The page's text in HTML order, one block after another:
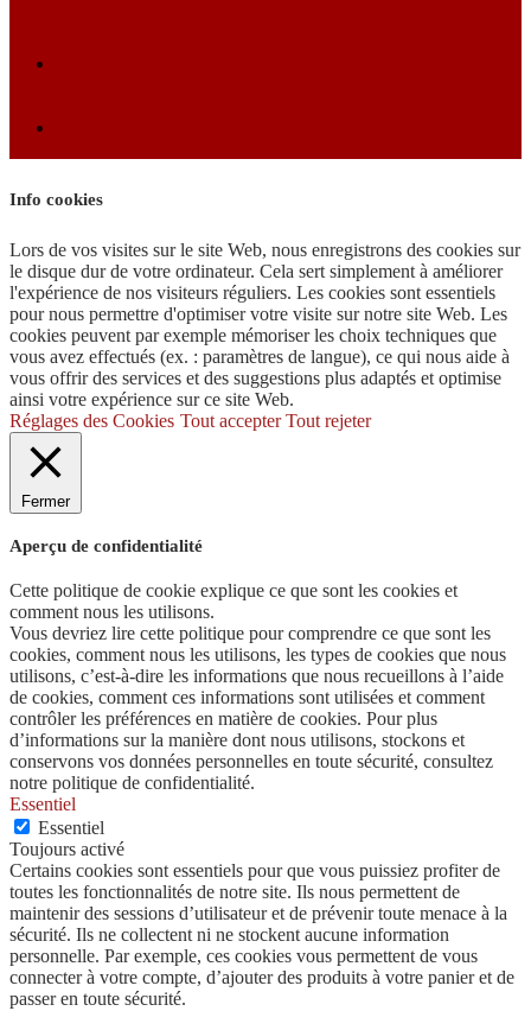
Info cookies
Lors de vos visites sur le site Web, nous enregistrons des cookies sur
le disque dur de votre ordinateur. Cela sert simplement à améliorer
l'expérience de nos visiteurs réguliers. Les cookies sont essentiels
pour nous permettre d'optimiser votre visite sur notre site Web. Les
cookies peuvent par exemple mémoriser les choix techniques que
vous avez effectués (ex. : paramètres de langue), ce qui nous aide à
vous offrir des services et des suggestions plus adaptés et optimise
ainsi votre expérience sur ce site Web.
Réglages des Cookies Tout accepter Tout rejeter
Fermer
Aperçu de confidentialité
Cette politique de cookie explique ce que sont les cookies et
comment nous les utilisons.
Vous devriez lire cette politique pour comprendre ce que sont les
cookies, comment nous les utilisons, les types de cookies que nous
utilisons, c’est-à-dire les informations que nous recueillons à l’aide
de cookies, comment ces informations sont utilisées et comment
contrôler les préférences en matière de cookies. Pour plus
d’informations sur la manière dont nous utilisons, stockons et
conservons vos données personnelles en toute sécurité, consultez
notre politique de confidentialité.
Essentiel
Essentiel
Toujours activé
Certains cookies sont essentiels pour que vous puissiez profiter de
toutes les fonctionnalités de notre site. Ils nous permettent de
maintenir des sessions d’utilisateur et de prévenir toute menace à la
sécurité. Ils ne collectent ni ne stockent aucune information
personnelle. Par exemple, ces cookies vous permettent de vous
connecter à votre compte, d’ajouter des produits à votre panier et de
passer en toute sécurité.